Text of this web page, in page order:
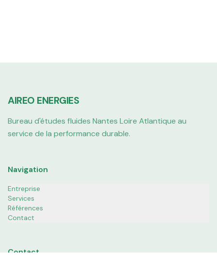
AIREO ENERGIES
Bureau d'études fluides Nantes Loire Atlantique au
service de la performance durable.
Navigation
Entreprise
Services
Références
Contact
Contact